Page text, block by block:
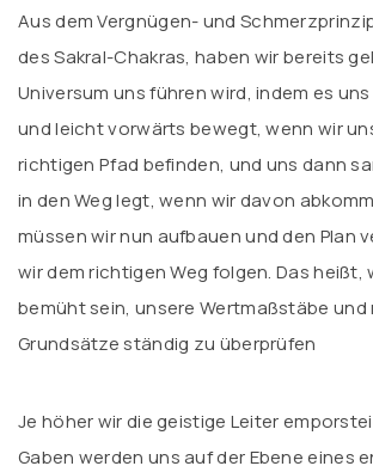
Aus dem Vergnügen- und
des Sakral-Chakras, haben wir bereits
Universum uns führen wird, indem es
und leicht vorwärts bewegt, wenn wir
richtigen Pfad befinden, und uns dann
in den Weg legt, wenn wir davon
müssen wir nun aufbauen und den Plan
wir dem richtigen Weg folgen. Das heißt,
bemüht sein, unsere Wertmaßstäbe und
Grundsätze ständig zu überprüfen
Je höher wir die geistige Leiter
Gaben werden uns auf der Ebene eines